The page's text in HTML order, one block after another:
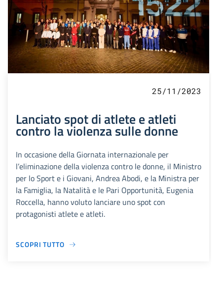
25/11/2023
Lanciato spot di atlete e atleti
contro la violenza sulle donne
In occasione della Giornata internazionale per
l’eliminazione della violenza contro le donne, il Ministro
per lo Sport e i Giovani, Andrea Abodi, e la Ministra per
la Famiglia, la Natalità e le Pari Opportunità, Eugenia
Roccella, hanno voluto lanciare uno spot con
protagonisti atlete e atleti.
SCOPRI TUTTO